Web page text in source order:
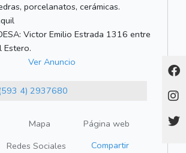
porcelanatos, cerámicas.
Victor Emilio Estrada 1316 entre
Estero.
Ver Anuncio
4) 2937680
Mapa
Página web
Redes Sociales Compartir